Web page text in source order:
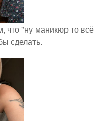
что "ну маникюр то всё
сделать.